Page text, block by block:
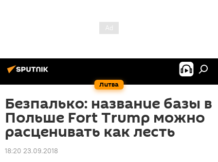
Литва
Безпалько: название базы в
Польше Fort Trump можно
расценивать как лесть
18:20 23.09.2018